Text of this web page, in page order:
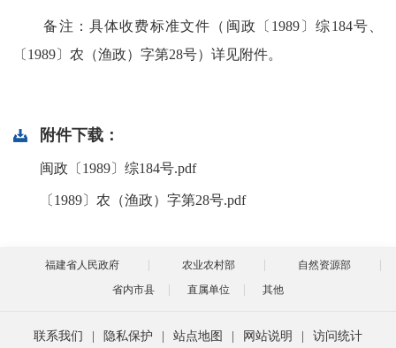
备注：具体收费标准文件（闽政〔1989〕综184号、
〔1989〕农（渔政）字第28号）详见附件。
附件下载：
闽政〔1989〕综184号.pdf
〔1989〕农（渔政）字第28号.pdf
福建省人民政府 农业农村部
自然资源部
省内市县
直属单位 其他
联系我们 隐私保护 站点地图 网站说明 访问统计